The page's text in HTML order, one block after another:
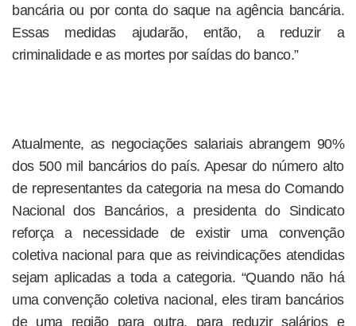
bancária ou por conta do saque na agência bancária.
Essas medidas ajudarão, então, a reduzir a
criminalidade e as mortes por saídas do banco.”
Atualmente, as negociações salariais abrangem 90%
dos 500 mil bancários do país. Apesar do número alto
de representantes da categoria na mesa do Comando
Nacional dos Bancários, a presidenta do Sindicato
reforça a necessidade de existir uma convenção
coletiva nacional para que as reivindicações atendidas
sejam aplicadas a toda a categoria. “Quando não há
uma convenção coletiva nacional, eles tiram bancários
de uma região para outra, para reduzir salários e